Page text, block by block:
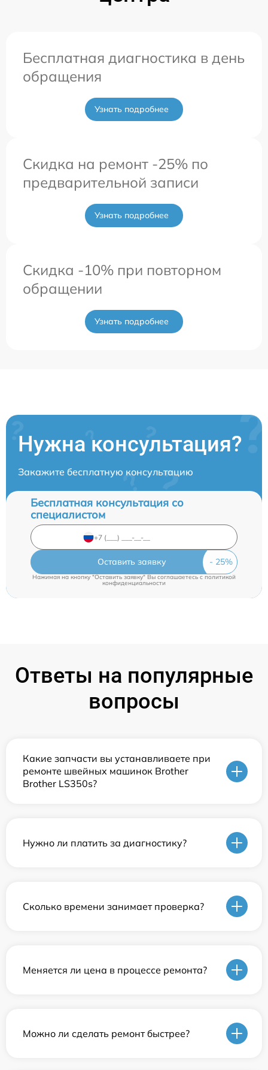
Бесплатная диагностика в день
обращения
Узнать подробнее
Скидка на ремонт -25% по
предварительной записи
Узнать подробнее
Скидка -10% при повторном
обращении
Узнать подробнее
Нужна консультация?
Закажите бесплатную консультацию
Бесплатная консультация со
специалистом
Оставить заявку
Нажимая на кнопку "Оставить заявку" Вы соглашаетесь c политикой
конфиденциальности
Ответы на популярные
вопросы
Какие запчасти вы устанавливаете при
ремонте швейных машинок Brother
Brother LS350s?
Нужно ли платить за диагностику?
Сколько времени занимает проверка?
Меняется ли цена в процессе ремонта?
Можно ли сделать ремонт быстрее?